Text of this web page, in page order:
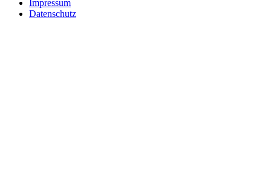
Impressum
Datenschutz